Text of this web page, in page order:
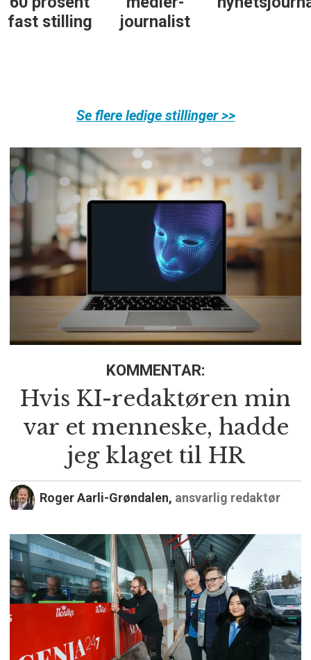
journalist
Se flere ledige stillinger >>
KOMMENTAR:
Hvis KI-redaktøren min
var et menneske, hadde
jeg klaget til HR
Roger Aarli-Grøndalen, ansvarlig redaktør